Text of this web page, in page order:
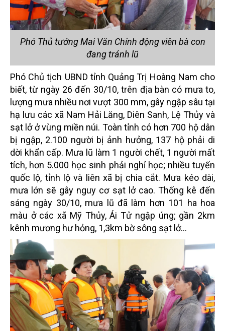
Phó Thủ tướng Mai Văn Chính động viên bà con
đang tránh lũ
Phó Chủ tịch UBND tỉnh Quảng Trị Hoàng Nam cho
biết, từ ngày 26 đến 30/10, trên địa bàn có mưa to,
lượng mưa nhiều nơi vượt 300 mm, gây ngập sâu tại
hạ lưu các xã Nam Hải Lăng, Diên Sanh, Lệ Thủy và
sạt lở ở vùng miền núi. Toàn tỉnh có hơn 700 hộ dân
bị ngập, 2.100 người bị ảnh hưởng, 137 hộ phải di
dời khẩn cấp. Mưa lũ làm 1 người chết, 1 người mất
tích, hơn 5.000 học sinh phải nghỉ học; nhiều tuyến
quốc lộ, tỉnh lộ và liên xã bị chia cắt. Mưa kéo dài,
mưa lớn sẽ gây nguy cơ sạt lở cao. Thống kê đến
sáng ngày 30/10, mưa lũ đã làm hơn 101 ha hoa
màu ở các xã Mỹ Thủy, Ái Tử ngập úng; gần 2km
kênh mương hư hỏng, 1,3km bờ sông sạt lở...